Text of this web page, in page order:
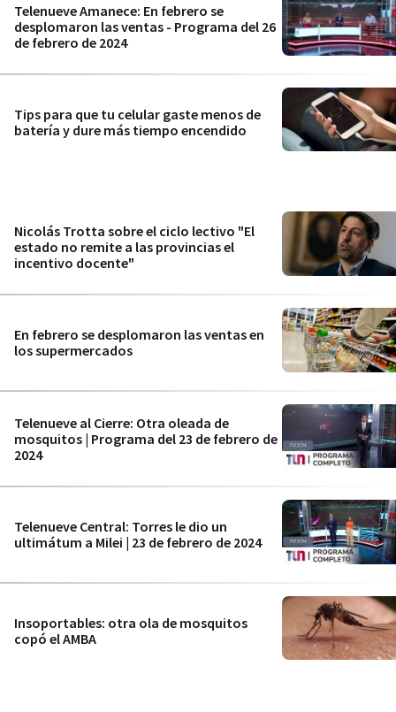
Telenueve Amanece: En febrero se
desplomaron las ventas - Programa del 26
de febrero de 2024
Tips para que tu celular gaste menos de
batería y dure más tiempo encendido
Nicolás Trotta sobre el ciclo lectivo "El
estado no remite a las provincias el
incentivo docente"
En febrero se desplomaron las ventas en
los supermercados
Telenueve al Cierre: Otra oleada de
mosquitos | Programa del 23 de febrero de
2024
Telenueve Central: Torres le dio un
ultimátum a Milei | 23 de febrero de 2024
Insoportables: otra ola de mosquitos
copó el AMBA